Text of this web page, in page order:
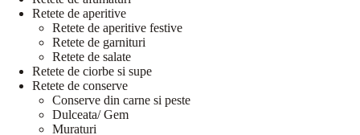
Retete de aperitive
Retete de aperitive festive
Retete de garnituri
Retete de salate
Retete de ciorbe si supe
Retete de conserve
Conserve din carne si peste
Dulceata/ Gem
Muraturi